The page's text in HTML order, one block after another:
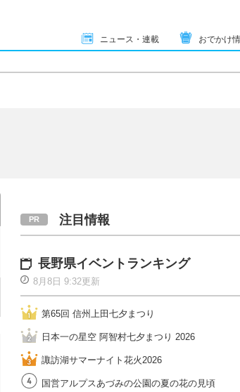
ニュース・連載 おでかけ
注目情報
長野県イベントランキング
8月8日 9:32更新
第65回 信州上田七夕まつり
日本一の星空 阿智村七夕まつり 2026
諏訪湖サマーナイト花火2026
国営アルプスあづみの公園の夏の花の見頃